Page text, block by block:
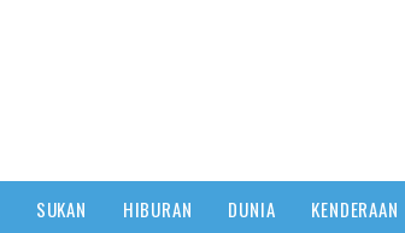
SUKAN HIBURAN DUNIA KENDERAAN